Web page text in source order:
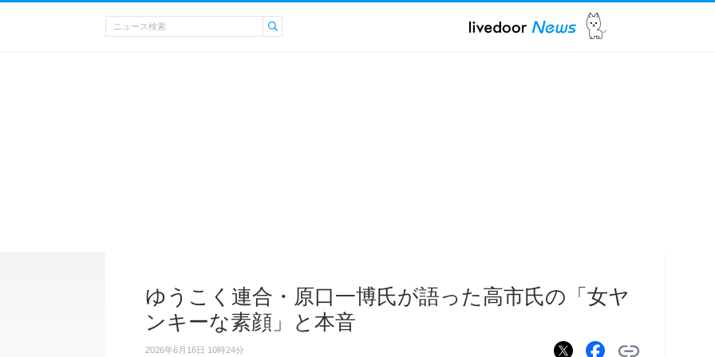
ゆうこく連合・原口一博氏が語った高市氏の「女ヤ
ンキーな素顔」と本音
2026年6月16日 10時24分